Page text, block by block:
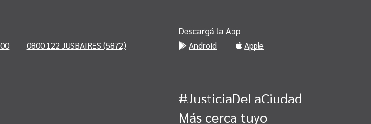
0800 122 JUSBAIRES (5872)
Descargá la App
Android Apple
#JusticiaDeLaCiudad
Más cerca tuyo